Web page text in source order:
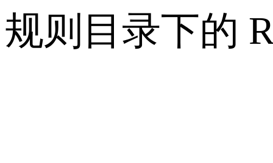
规则目录下的